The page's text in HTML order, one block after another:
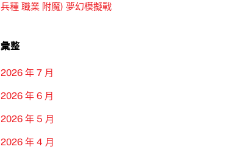
兵種 職業 附魔) 夢幻模擬戰
彙整
2026 年 7 月
2026 年 6 月
2026 年 5 月
2026 年 4 月